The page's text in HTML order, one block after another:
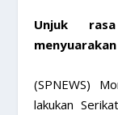
Unjuk
(SPNEWS)
lakukan